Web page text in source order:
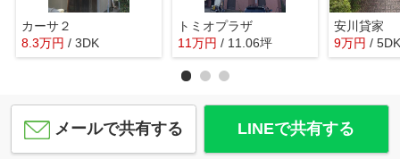
カーサ２
8.3万円 / 3DK
トミオプラザ
11万円 / 11.06坪
安川貸家
9万円 / 5DK
メールで共有する LINEで共有する